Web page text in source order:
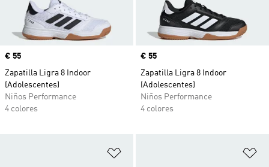
Precio
€ 55
Zapatilla Ligra 8 Indoor
(Adolescentes)
Niños Performance
4 colores
Precio
€ 55
Zapatilla Ligra 8 Indoor
(Adolescentes)
Niños Performance
4 colores